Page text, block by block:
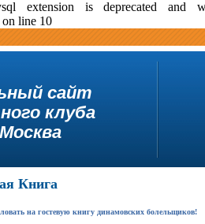
extension is deprecated
on line 10
сайт
клуба
Книга
на гостевую книгу динамовских болельщиков!